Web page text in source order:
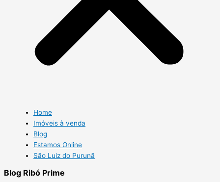
Home
Imóveis à venda
Blog
Estamos Online
São Luiz do Purunã
Blog Ribó Prime